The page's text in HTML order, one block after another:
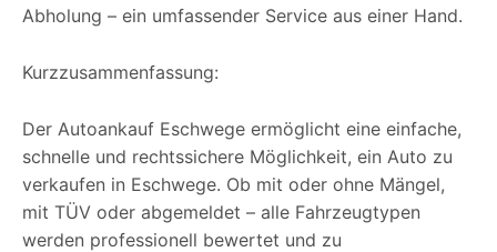
Abholung – ein umfassender Service aus einer Hand.
Kurzzusammenfassung:
Der Autoankauf Eschwege ermöglicht eine einfache,
schnelle und rechtssichere Möglichkeit, ein Auto zu
verkaufen in Eschwege. Ob mit oder ohne Mängel,
mit TÜV oder abgemeldet – alle Fahrzeugtypen
werden professionell bewertet und zu